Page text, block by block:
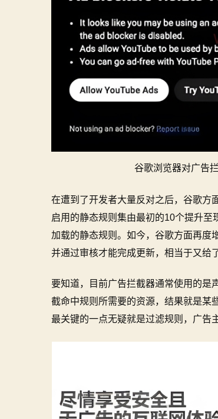
谷歌浏览器对广告
在遭到了开发者大量反对之后，谷歌方
启用的静态规则集由最初的10个提升至
加载的静态规则。如今，谷歌方面再度
并通过审核才能完成更新，相当于又给
要知道，目前广告拦截器通常使用的是
截命中规则所需要的资源，结果就是某
最关键的一点无疑就是过滤规则，广告